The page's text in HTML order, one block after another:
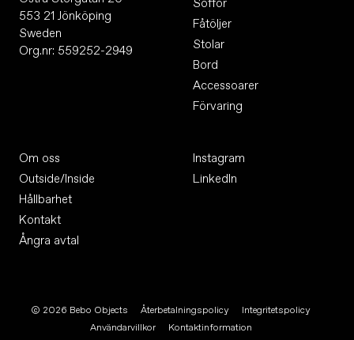
553 21 Jönköping
Sweden
Org.nr: 559252-2949
Fåtöljer
Stolar
Bord
Accessoarer
Förvaring
Om oss
Outside/Inside
Hållbarhet
Kontakt
Ångra avtal
Instagram
LinkedIn
© 2026 Bebo Objects Återbetalningspolicy
Integritetspolicy
Användarvillkor
Kontaktinformation